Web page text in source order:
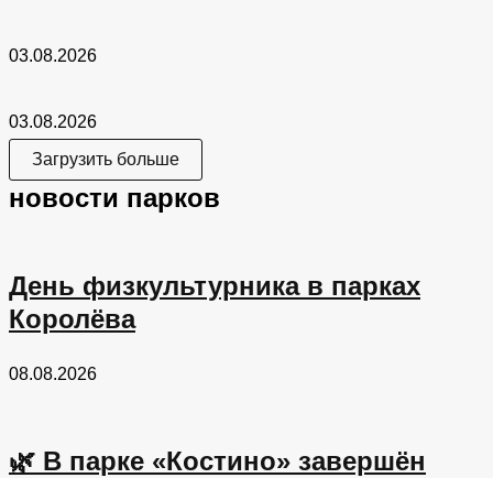
03.08.2026
03.08.2026
Загрузить больше
новости парков
День физкультурника в парках
Королёва
08.08.2026
🌿 В парке «Костино» завершён